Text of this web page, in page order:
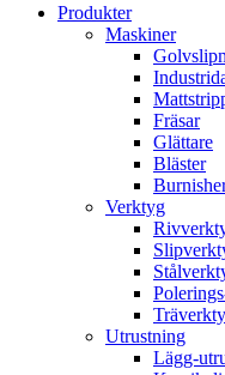
Produkter
Maskiner
Fräsar
Glättare
Bläster
Verktyg
Utrustning
Lägg-